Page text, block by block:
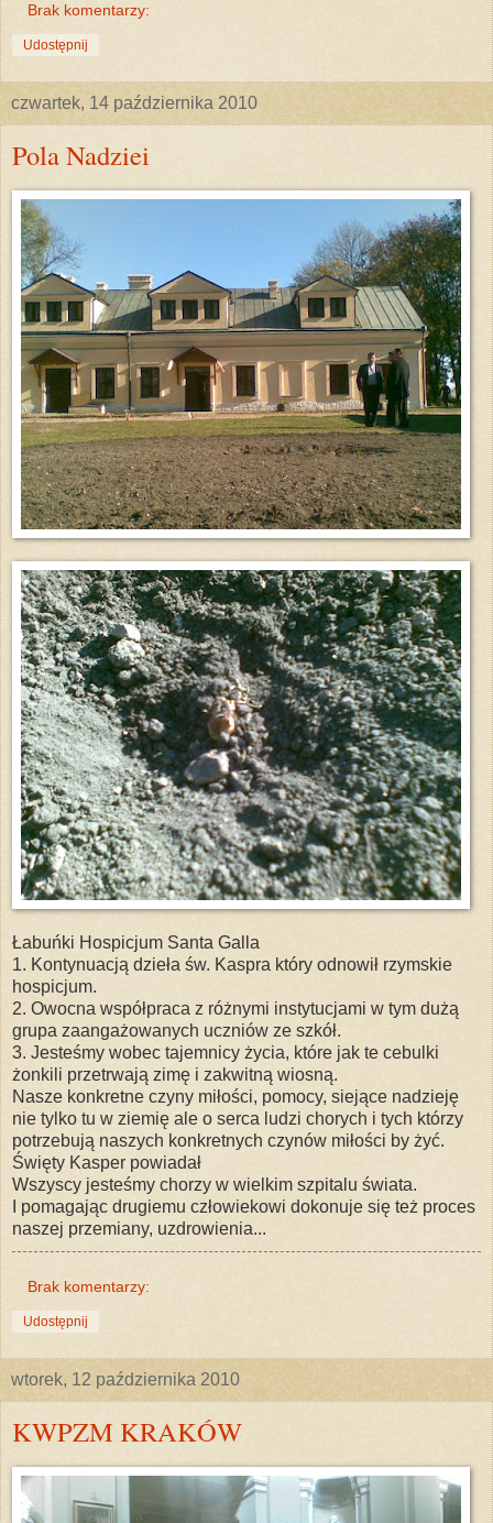
Brak komentarzy:
Udostępnij
czwartek, 14 października 2010
Pola Nadziei
Łabuńki Hospicjum Santa Galla
1. Kontynuacją dzieła św. Kaspra który odnowił rzymskie
hospicjum.
2. Owocna współpraca z różnymi instytucjami w tym dużą
grupa zaangażowanych uczniów ze szkół.
3. Jesteśmy wobec tajemnicy życia, które jak te cebulki
żonkili przetrwają zimę i zakwitną wiosną.
Nasze konkretne czyny miłości, pomocy, siejące nadzieję
nie tylko tu w ziemię ale o serca ludzi chorych i tych którzy
potrzebują naszych konkretnych czynów miłości by żyć.
Święty Kasper powiadał
Wszyscy jesteśmy chorzy w wielkim szpitalu świata.
I pomagając drugiemu człowiekowi dokonuje się też proces
naszej przemiany, uzdrowienia...
Brak komentarzy:
Udostępnij
wtorek, 12 października 2010
KWPZM KRAKÓW